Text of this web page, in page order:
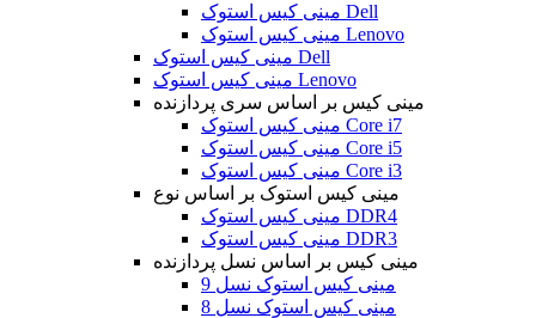
مینی کیس استوک Dell
مینی کیس استوک Lenovo
مینی کیس استوک Dell
مینی کیس استوک Lenovo
مینی کیس بر اساس سری پردازنده
مینی کیس استوک Core i7
مینی کیس استوک Core i5
مینی کیس استوک Core i3
مینی کیس استوک بر اساس نوع
مینی کیس استوک DDR4
مینی کیس استوک DDR3
مینی کیس بر اساس نسل پردازنده
مینی کیس استوک نسل 9
مینی کیس استوک نسل 8